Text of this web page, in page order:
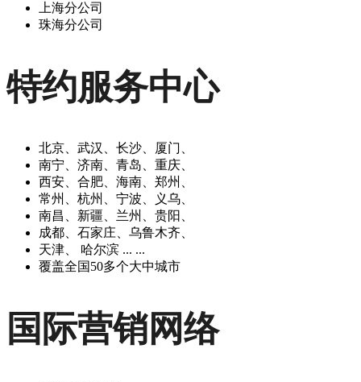
上海分公司
珠海分公司
特约服务中心
北京、武汉、长沙、厦门、
南宁、济南、青岛、重庆、
西安、合肥、海南、郑州、
常州、杭州、宁波、义乌、
南昌、新疆、兰州、贵阳、
成都、石家庄、乌鲁木齐、
天津、 哈尔滨 ... ...
覆盖全国50多个大中城市
国际营销网络